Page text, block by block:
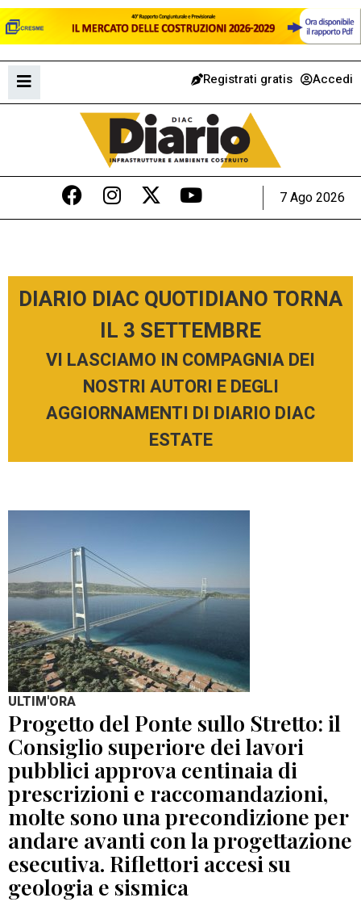
Registrati gratis Accedi
7 Ago 2026
DIARIO DIAC QUOTIDIANO TORNA
IL 3 SETTEMBRE
VI LASCIAMO IN COMPAGNIA DEI
NOSTRI AUTORI E DEGLI
AGGIORNAMENTI DI DIARIO DIAC
ESTATE
ULTIM'ORA
Progetto del Ponte sullo Stretto: il
Consiglio superiore dei lavori
pubblici approva centinaia di
prescrizioni e raccomandazioni,
molte sono una precondizione per
andare avanti con la progettazione
esecutiva. Riflettori accesi su
geologia e sismica